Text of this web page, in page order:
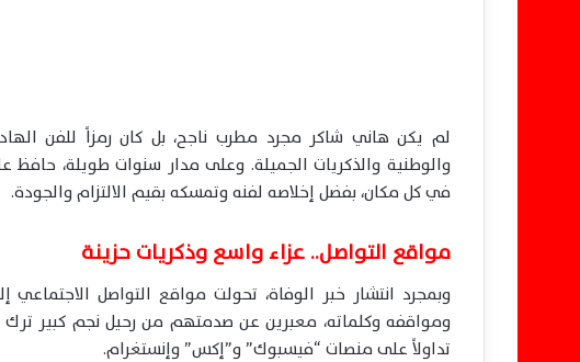
لم يكن هاني شاكر مجرد مطرب ناجح، بل كان رمزاً للفن
والوطنية والذكريات الجميلة. وعلى مدار سنوات طويلة،
في كل مكان، بفضل إخلاصه لفنه وتمسكه بقيم الالتزام والجودة.
مواقع التواصل.. عزاء واسع وذكريات حزينة
وبمجرد انتشار خبر الوفاة، تحولت مواقع التواصل الاجتماعي
ومواقفه وكلماته، معبرين عن صدمتهم من رحيل نجم كبير ترك
تداولاً على منصات “فيسبوك” و”إكس” وإنستغرام.